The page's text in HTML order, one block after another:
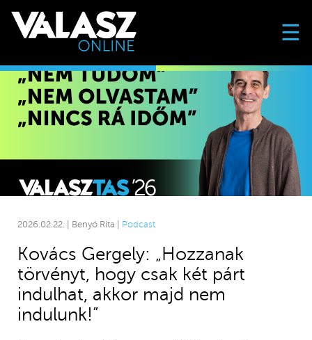
☰
2026.02.22. | Benyó Rita | Podcast
Kovács Gergely: „Hozzanak
törvényt, hogy csak két párt
indulhat, akkor majd nem
indulunk!”